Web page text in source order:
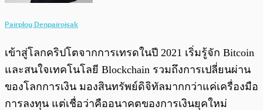
Pairploy Denpairojsak
เข้าสู่โลกคริปโตจากการเทรดในปี 2021 เริ่มรู้จัก Bitcoin
และสนใจเทคโนโลยี Blockchain รวมถึงการเปลี่ยนผ่าน
ของโลกการเงิน มองสินทรัพย์ดิจิทัลมากกว่าแค่เครื่องมือ
การลงทุน แต่เชื่อว่าคืออนาคตของการเงินยุคใหม่